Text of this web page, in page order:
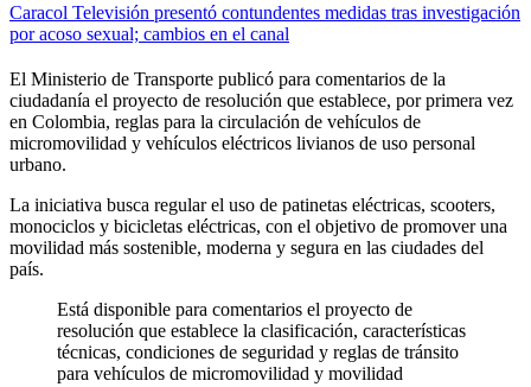
Caracol Televisión presentó contundentes medidas tras investigación
por acoso sexual; cambios en el canal
El Ministerio de Transporte publicó para comentarios de la
ciudadanía el proyecto de resolución que establece, por primera vez
en Colombia, reglas para la circulación de vehículos de
micromovilidad y vehículos eléctricos livianos de uso personal
urbano.
La iniciativa busca regular el uso de patinetas eléctricas, scooters,
monociclos y bicicletas eléctricas, con el objetivo de promover una
movilidad más sostenible, moderna y segura en las ciudades del
país.
Está disponible para comentarios el proyecto de
resolución que establece la clasificación, características
técnicas, condiciones de seguridad y reglas de tránsito
para vehículos de micromovilidad y movilidad